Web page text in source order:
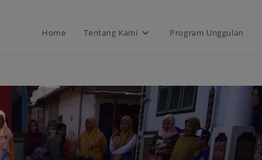
Home Tentang Kami Program Unggulan